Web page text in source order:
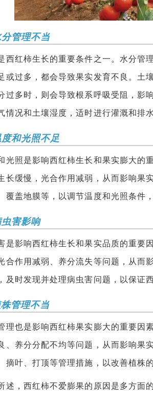
管理不当
红柿生长的重要条件之一。水分管理
或过多，都会导致果实发育不良。土
过多时，则会导致根系呼吸受阻，影
情况和土壤湿度，适时进行灌溉和排
和光照不足
照是影响西红柿生长和果实膨大的重
长缓慢，光合作用减弱，从而影响果
覆盖地膜等，以调节温度和光照条件
害影响
影响西红柿生长和果实品质的重要因
合作用减弱、养分流失等问题，从而
及时发现并处理病虫害问题，以保证
管理不当
也是影响西红柿果实膨大的重要因素
、养分分配不均等问题，从而影响果
摘叶、打顶等管理措施，以改善植株
，西红柿不爱膨果的原因是多方面的